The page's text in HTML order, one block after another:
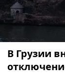
В Грузии